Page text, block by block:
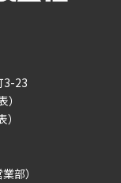
3-23
部）